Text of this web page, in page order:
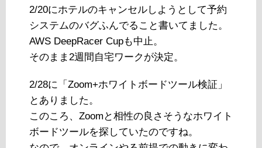
2/20にホテルのキャンセルしようとして予約
システムのバグふんでること書いてました。
AWS DeepRacer Cupも中止。
そのまま2週間自宅ワークが決定。
2/28に「Zoom+ホワイトボードツール検証」
とありました。
このころ、Zoomと相性の良さそうなホワイト
ボードツールを探していたのですね。